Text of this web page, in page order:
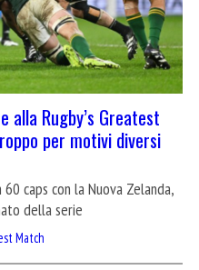
Rugby’s Greatest
per motivi diversi
caps con la Nuova Zelanda,
della serie
Match